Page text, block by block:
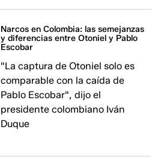
Narcos en Colombia: las semejanzas
y diferencias entre Otoniel y Pablo
Escobar
"La captura de Otoniel solo es
comparable con la caída de
Pablo Escobar", dijo el
presidente colombiano Iván
Duque